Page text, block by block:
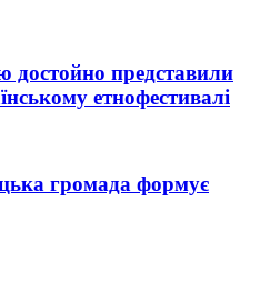
достойно представили
етнофестивалі
громада формує